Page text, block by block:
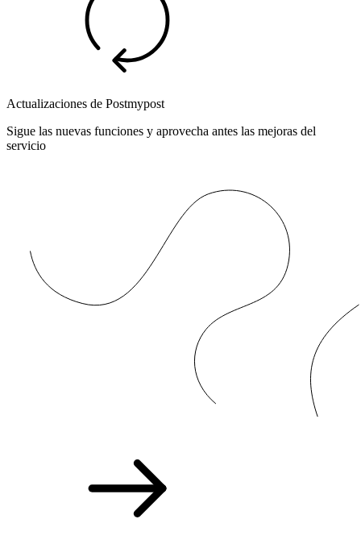
Actualizaciones de Postmypost
Sigue las nuevas funciones y aprovecha antes las mejoras del
servicio